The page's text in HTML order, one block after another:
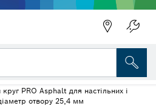
PRO Asphalt для настільних і
отвору 25,4 мм
круг PRO Asphalt